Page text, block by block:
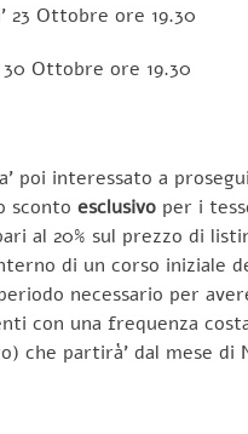
23 Ottobre ore 19.30
Ottobre ore 19.30
poi interessato a
scontoesclusivo per i
al 20% sul prezzo di
di un corso iniziale
necessario per
con una frequenza
che partirà’ dal mese di